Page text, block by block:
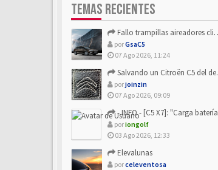
TEMAS RECIENTES
Fallo trampillas aireadores climatizador
porGsaC5
07 Ago 2026, 11:24
Salvando un Citroën C5 del desguace: Presentación y seguimiento
porjoinzin
07 Ago 2026, 09:09
- INFO - [C5 X7]: "Carga batería o alimentación eléctri...
poriongolf
03 Ago 2026, 12:33
Elevalunas
porceleventosa